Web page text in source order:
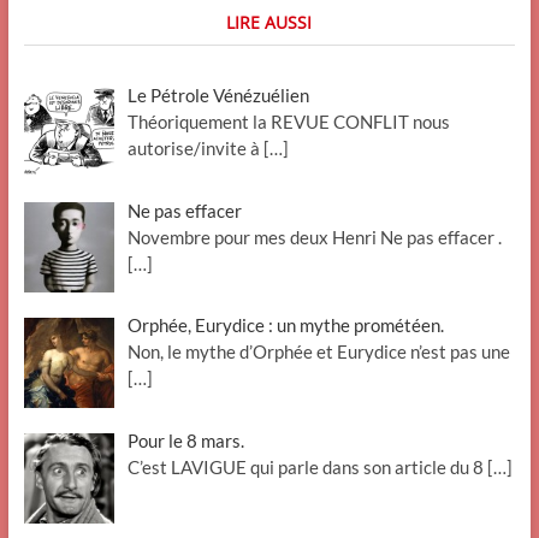
LIRE AUSSI
Le Pétrole Vénézuélien
Théoriquement la REVUE CONFLIT nous
autorise/invite à […]
Ne pas effacer
Novembre pour mes deux Henri Ne pas effacer .
[…]
Orphée, Eurydice : un mythe prométéen.
Non, le mythe d’Orphée et Eurydice n’est pas une
[…]
Pour le 8 mars.
C’est LAVIGUE qui parle dans son article du 8 […]